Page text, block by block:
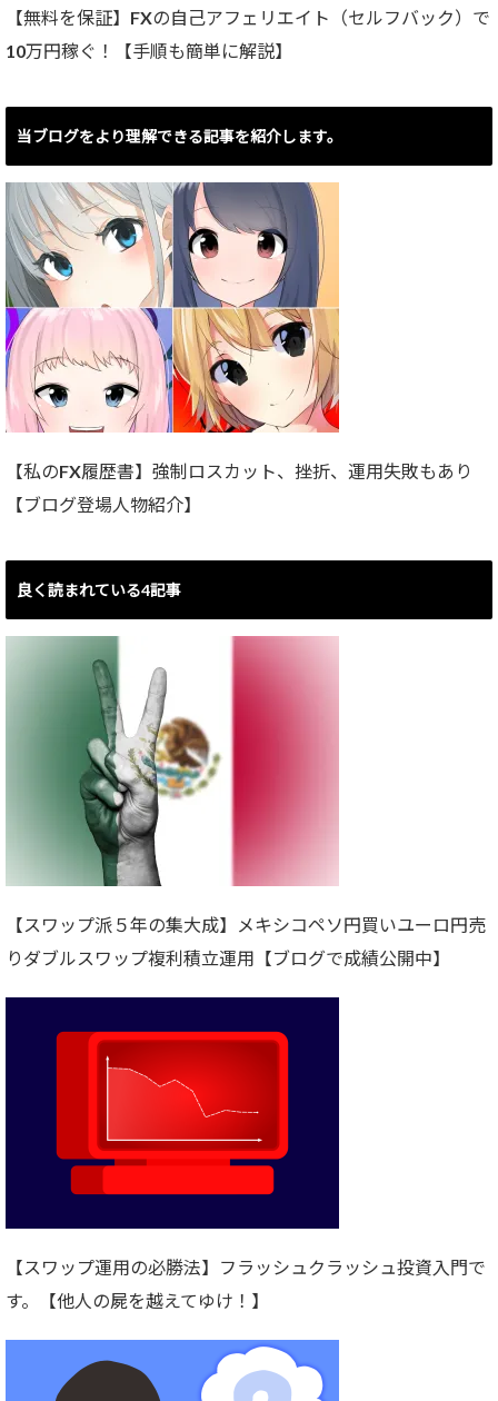
【無料を保証】FXの自己アフェリエイト（セルフバック）で
10万円稼ぐ！【手順も簡単に解説】
当ブログをより理解できる記事を紹介します。
【私のFX履歴書】強制ロスカット、挫折、運用失敗もあり
【ブログ登場人物紹介】
良く読まれている4記事
【スワップ派５年の集大成】メキシコペソ円買いユーロ円売
りダブルスワップ複利積立運用【ブログで成績公開中】
【スワップ運用の必勝法】フラッシュクラッシュ投資入門で
す。【他人の屍を越えてゆけ！】